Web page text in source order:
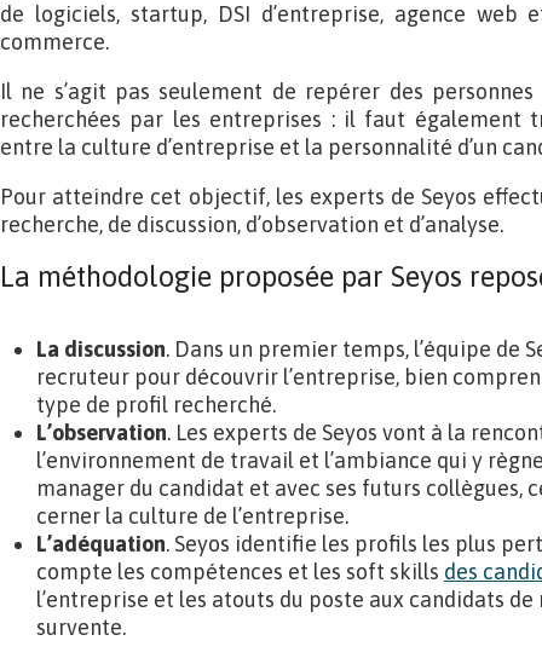
de logiciels, startup, DSI d’entreprise, agence
commerce.
Il ne s’agit pas seulement de repérer des
recherchées par les entreprises : il faut également
entre la culture d’entreprise et la personnalité d’un
Pour atteindre cet objectif, les experts de Seyos
recherche, de discussion, d’observation et d’analyse.
La méthodologie proposée par Seyos
La discussion. Dans un premier temps, l’équipe de
recruteur pour découvrir l’entreprise, bien
type de profil recherché.
L’observation. Les experts de Seyos vont à la
l’environnement de travail et l’ambiance qui y
manager du candidat et avec ses futurs collègues,
cerner la culture de l’entreprise.
L’adéquation. Seyos identifie les profils les plus
compte les compétences et les soft skills des
l’entreprise et les atouts du poste aux candidats
survente.